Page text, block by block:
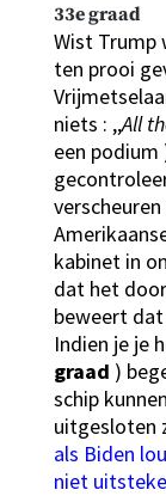
33e graad
Wist Trump
ten prooi
niets : ,,All
een podium
kabinet in
dat het
beweert
Indien je je
graad )
schip
uitgesloten
als Biden
niet